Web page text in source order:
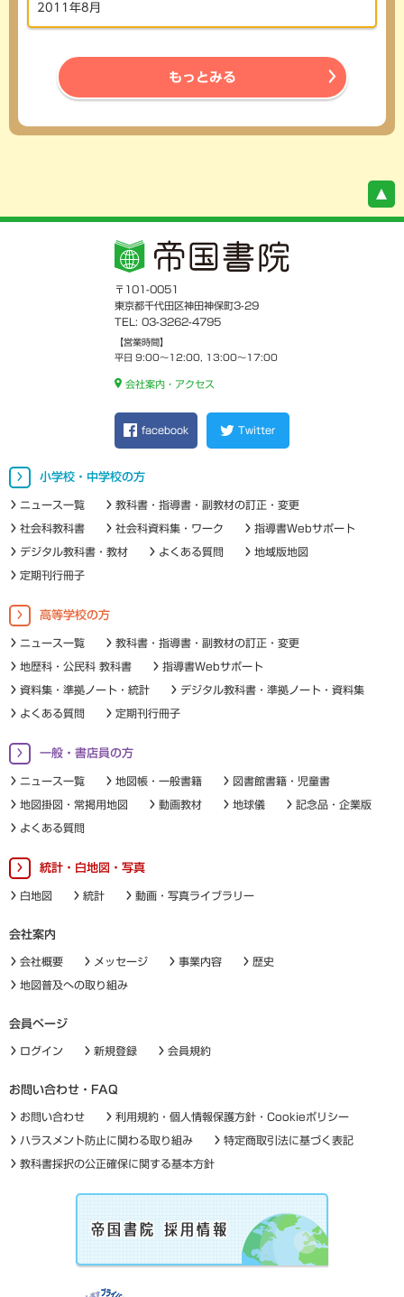
2011年8月
もっとみる
〒101-0051
東京都千代田区神田神保町3-29
TEL: 03-3262-4795
【営業時間】
平日 9:00～12:00, 13:00～17:00
会社案内・アクセス
facebook Twitter
小学校・中学校の方
ニュース一覧 教科書・指導書・副教材の訂正・変更
社会科教科書 社会科資料集・ワーク 指導書Webサポート
デジタル教科書・教材 よくある質問 地域版地図
定期刊行冊子
高等学校の方
ニュース一覧 教科書・指導書・副教材の訂正・変更
地歴科・公民科 教科書 指導書Webサポート
資料集・準拠ノート・統計 デジタル教科書・準拠ノート・資料集
よくある質問 定期刊行冊子
一般・書店員の方
ニュース一覧 地図帳・一般書籍 図書館書籍・児童書
地図掛図・常掲用地図 動画教材 地球儀 記念品・企業版
よくある質問
統計・白地図・写真
白地図 統計 動画・写真ライブラリー
会社案内
会社概要 メッセージ 事業内容 歴史
地図普及への取り組み
会員ページ
ログイン 新規登録 会員規約
お問い合わせ・FAQ
お問い合わせ 利用規約・個人情報保護方針・Cookieポリシー
ハラスメント防止に関わる取り組み 特定商取引法に基づく表記
教科書採択の公正確保に関する基本方針